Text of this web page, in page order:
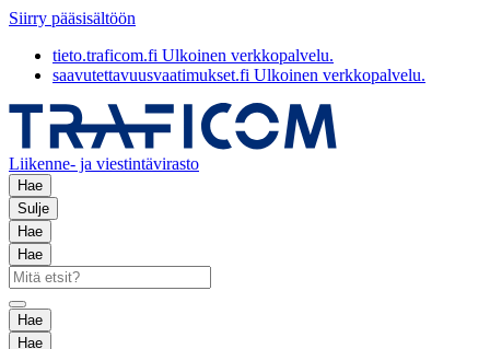
Siirry pääsisältöön
tieto.traficom.fi Ulkoinen verkkopalvelu.
saavutettavuusvaatimukset.fi Ulkoinen verkkopalvelu.
Liikenne- ja viestintävirasto
Hae
Sulje
Hae
Hae
Hae
Hae